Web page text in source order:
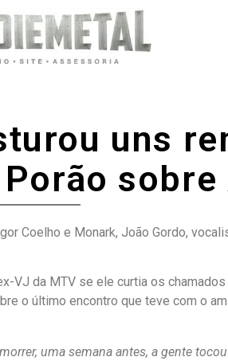
uns
sobre
Coelho e Monark, João Gordo,
da MTV se ele curtia os
o último encontro que teve com o
uma semana antes, a gente